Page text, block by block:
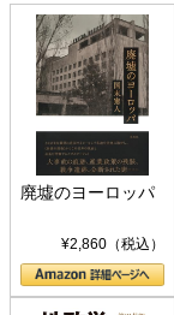
廃墟のヨーロッパ
¥2,860（税込）